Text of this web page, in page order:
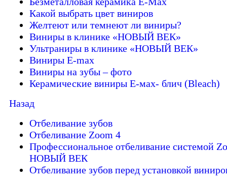
Какой выбрать цвет виниров
Желтеют или темнеют ли виниры?
Виниры в клинике «НОВЫЙ ВЕК»
Ультраниры в клинике «НОВЫЙ ВЕК»
Виниры E-max
Виниры на зубы – фото
Керамические виниры E-мах- блич (Bleach)
Назад
Отбеливание зубов
Отбеливание Zoom 4
Профессиональное отбеливание системой
НОВЫЙ ВЕК
Отбеливание зубов перед установкой